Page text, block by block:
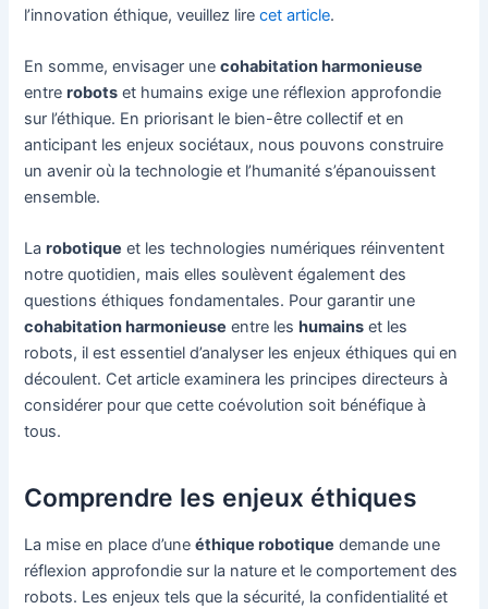
l’innovation éthique, veuillez lirecet article.
En somme, envisager unecohabitation harmonieuse
entrerobots et humains exige une réflexion approfondie
sur l’éthique. En priorisant le bien-être collectif et en
anticipant les enjeux sociétaux, nous pouvons construire
un avenir où la technologie et l’humanité s’épanouissent
ensemble.
Larobotique et les technologies numériques réinventent
notre quotidien, mais elles soulèvent également des
questions éthiques fondamentales. Pour garantir une
cohabitation harmonieuse entre les humains et les
robots, il est essentiel d’analyser les enjeux éthiques qui en
découlent. Cet article examinera les principes directeurs à
considérer pour que cette coévolution soit bénéfique à
tous.
Comprendre les enjeux éthiques
La mise en place d’uneéthique robotique demande une
réflexion approfondie sur la nature et le comportement des
robots. Les enjeux tels que la sécurité, la confidentialité et